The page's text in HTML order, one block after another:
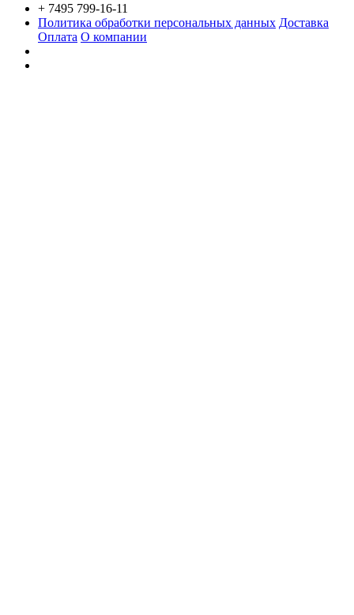
+ 7495 799-16-11
Политика обработки персональных данных Доставка
Оплата О компании